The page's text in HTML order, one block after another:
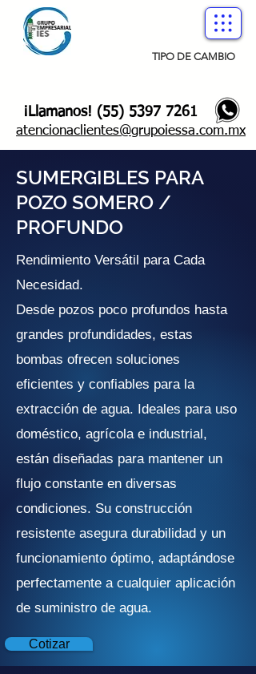
TIPO DE CAMBIO
¡Llamanos! (55) 5397 7261
atencionaclientes@grupoiessa.com.mx
SUMERGIBLES PARA
POZO SOMERO /
PROFUNDO
Rendimiento Versátil para Cada
Necesidad.
Desde pozos poco profundos hasta
grandes profundidades, estas
bombas ofrecen soluciones
eficientes y confiables para la
extracción de agua. Ideales para uso
doméstico, agrícola e industrial,
están diseñadas para mantener un
flujo constante en diversas
condiciones. Su construcción
resistente asegura durabilidad y un
funcionamiento óptimo, adaptándose
perfectamente a cualquier aplicación
de suministro de agua.
Cotizar